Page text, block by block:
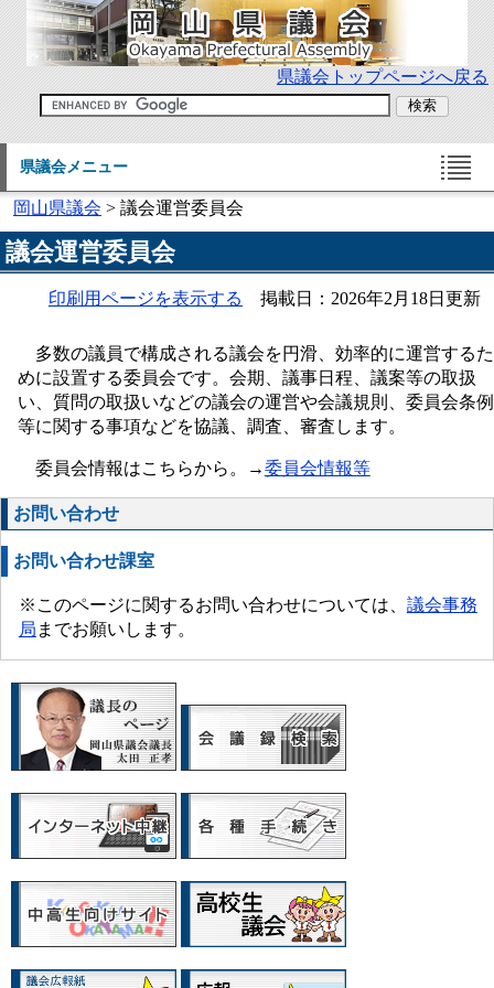
県議会トップページへ戻る
県議会メニュー
岡山県議会 > 議会運営委員会
議会運営委員会
印刷用ページを表示する 掲載日：2026年2月18日更新
多数の議員で構成される議会を円滑、効率的に運営するた
めに設置する委員会です。会期、議事日程、議案等の取扱
い、質問の取扱いなどの議会の運営や会議規則、委員会条例
等に関する事項などを協議、調査、審査します。
委員会情報はこちらから。→委員会情報等
お問い合わせ
お問い合わせ課室
※このページに関するお問い合わせについては、 議会事務
局 までお願いします。